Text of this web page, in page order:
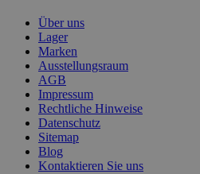
Über uns
Lager
Marken
Ausstellungsraum
AGB
Impressum
Rechtliche Hinweise
Datenschutz
Sitemap
Blog
Kontaktieren Sie uns